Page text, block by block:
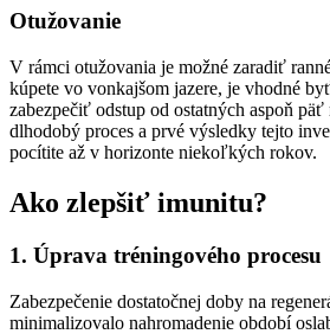
Otužovanie
V rámci otužovania je možné zaradiť
kúpete vo vonkajšom jazere, je vhodné
zabezpečiť odstup od ostatných aspoň
dlhodobý proces a prvé výsledky tejto
pocítite až v horizonte niekoľkých rokov.
Ako zlepšiť imunitu?
1. Úprava tréningového procesu
Zabezpečenie dostatočnej doby na
minimalizovalo nahromadenie období